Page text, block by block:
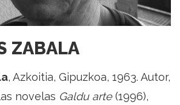
ZABALA
, Azkoitia, Gipuzkoa, 1963. Autor,
novelas Galdu arte(1996),